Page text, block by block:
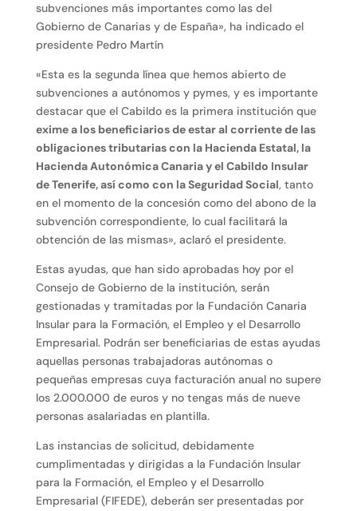
subvenciones más importantes como las del
Gobierno de Canarias y de España», ha indicado el
presidente Pedro Martín
«Esta es la segunda línea que hemos abierto de
subvenciones a autónomos y pymes, y es importante
destacar que el Cabildo es la primera institución que
exime a los beneficiarios de estar al corriente de las
obligaciones tributarias con la Hacienda Estatal, la
Hacienda Autonómica Canaria y el Cabildo Insular
de Tenerife, así como con la Seguridad Social, tanto
en el momento de la concesión como del abono de la
subvención correspondiente, lo cual facilitará la
obtención de las mismas», aclaró el presidente.
Estas ayudas, que han sido aprobadas hoy por el
Consejo de Gobierno de la institución, serán
gestionadas y tramitadas por la Fundación Canaria
Insular para la Formación, el Empleo y el Desarrollo
Empresarial. Podrán ser beneficiarias de estas ayudas
aquellas personas trabajadoras autónomas o
pequeñas empresas cuya facturación anual no supere
los 2.000.000 de euros y no tengas más de nueve
personas asalariadas en plantilla.
Las instancias de solicitud, debidamente
cumplimentadas y dirigidas a la Fundación Insular
para la Formación, el Empleo y el Desarrollo
Empresarial (FIFEDE), deberán ser presentadas por